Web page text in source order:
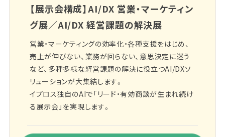
【展示会構成】AI/DX 営業・マーケティン
グ展／AI/DX 経営課題の解決展
営業・マーケティングの効率化・各種支援をはじめ、
売上が伸びない、業務が回らない、意思決定に迷う
など、多種多様な経営課題の解決に役立つAI/DXソ
リューションが大集結します。
イプロス独自のAIで「リード・有効商談が生まれ続け
る展示会」を実現します。